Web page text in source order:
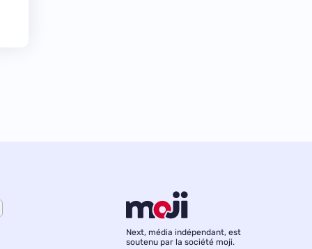
Next, média indépendant, est
soutenu par la société moji.